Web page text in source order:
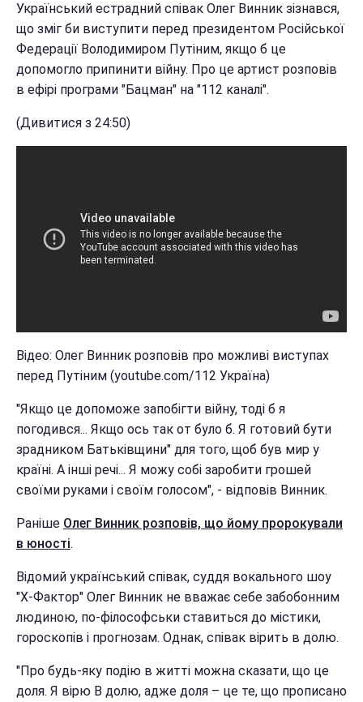
Український естрадний співак Олег Винник зізнався,
що зміг би виступити перед президентом Російської
Федерації Володимиром Путіним, якщо б це
допомогло припинити війну. Про це артист розповів
в ефірі програми "Бацман" на "112 каналі".
(Дивитися з 24:50)
Відео: Олег Винник розповів про можливі виступах
перед Путіним (youtube.com/112 Україна)
"Якщо це допоможе запобігти війну, тоді б я
погодився... Якщо ось так от було б. Я готовий бути
зрадником Батьківщини" для того, щоб був мир у
країні. А інші речі... Я можу собі заробити грошей
своїми руками і своїм голосом", - відповів Винник.
Раніше Олег Винник розповів, що йому пророкували
в юності.
Відомий український співак, суддя вокального шоу
"Х-Фактор" Олег Винник не вважає себе забобонним
людиною, по-філософськи ставиться до містики,
гороскопів і прогнозам. Однак, співак вірить в долю.
"Про будь-яку подію в житті можна сказати, що це
доля. Я вірю В долю, адже доля – це те, що прописано